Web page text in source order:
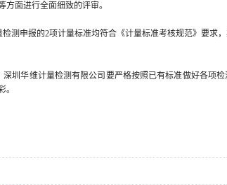
面进行全面细致的评审。
测申报的2项计量标准均符合《计量标准考核规范》要求
圳华维计量检测有限公司要严格按照已有标准做好各项
。